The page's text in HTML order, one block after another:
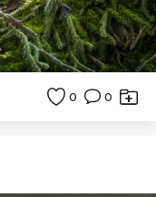
0 0